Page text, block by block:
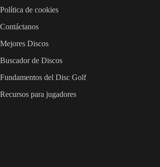
Política de cookies
Contáctanos
Mejores Discos
Buscador de Discos
Fundamentos del Disc Golf
Recursos para jugadores